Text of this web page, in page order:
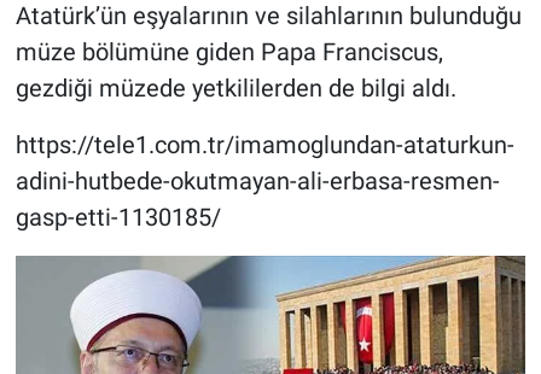
Atatürk’ün eşyalarının ve silahlarının bulunduğu
müze bölümüne giden Papa Franciscus,
gezdiği müzede yetkililerden de bilgi aldı.
https://tele1.com.tr/imamoglundan-ataturkun-
adini-hutbede-okutmayan-ali-erbasa-resmen-
gasp-etti-1130185/